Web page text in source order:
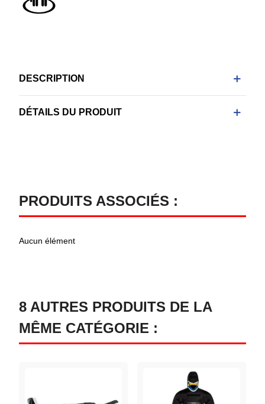
DESCRIPTION
DÉTAILS DU PRODUIT
PRODUITS ASSOCIÉS :
Aucun élément
8 AUTRES PRODUITS DE LA
MÊME CATÉGORIE :